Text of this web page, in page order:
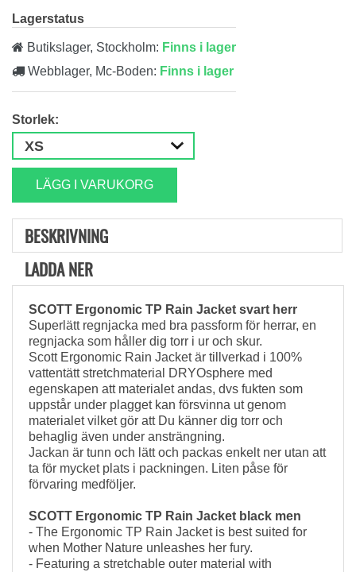
Lagerstatus
Butikslager, Stockholm: Finns i lager
Webblager, Mc-Boden: Finns i lager
Storlek:
LÄGG I VARUKORG
BESKRIVNING
LADDA NER
SCOTT Ergonomic TP Rain Jacket svart herr
Superlätt regnjacka med bra passform för herrar, en
regnjacka som håller dig torr i ur och skur.
Scott Ergonomic Rain Jacket är tillverkad i 100%
vattentätt stretchmaterial DRYOsphere med
egenskapen att materialet andas, dvs fukten som
uppstår under plagget kan försvinna ut genom
materialet vilket gör att Du känner dig torr och
behaglig även under ansträngning.
Jackan är tunn och lätt och packas enkelt ner utan att
ta för mycket plats i packningen. Liten påse för
förvaring medföljer.
SCOTT Ergonomic TP Rain Jacket black men
- The Ergonomic TP Rain Jacket is best suited for
when Mother Nature unleashes her fury.
- Featuring a stretchable outer material with